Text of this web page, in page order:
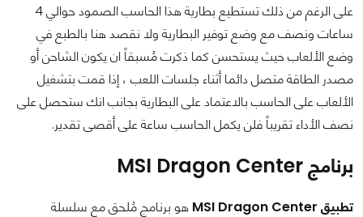
على الرغم من ذلك تستطيع بطارية هذا الحاسب الصمود حوالي 4
ساعات ونصف مع وضع توفير البطارية ولا نقصد هنا بالطبع في
وضع الألعاب حيث يستحسن كما ذكرت مُسبقاً ان يكون الشاحن أو
مصدر الطاقة متصل دائما أثناء جلسات اللعب ، إذا قمت بتشغيل
الألعاب على الحاسب بالاعتماد على البطارية بجانب انك ستحصل على
نصف الأداء تقريباً فلن يكمل الحاسب ساعة على أقصى تقدير.
برنامج MSI Dragon Center
تطبيق MSI Dragon Center
هو برنامج مُلحق مع سلسلة